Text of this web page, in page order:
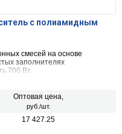
с полиамидным
смесей на основе
заполнителях
700 Вт.
Оптовая цена,
руб./шт.
17 427.25